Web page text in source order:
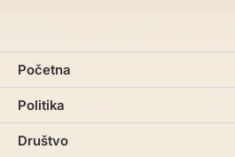
Početna
Politika
Društvo